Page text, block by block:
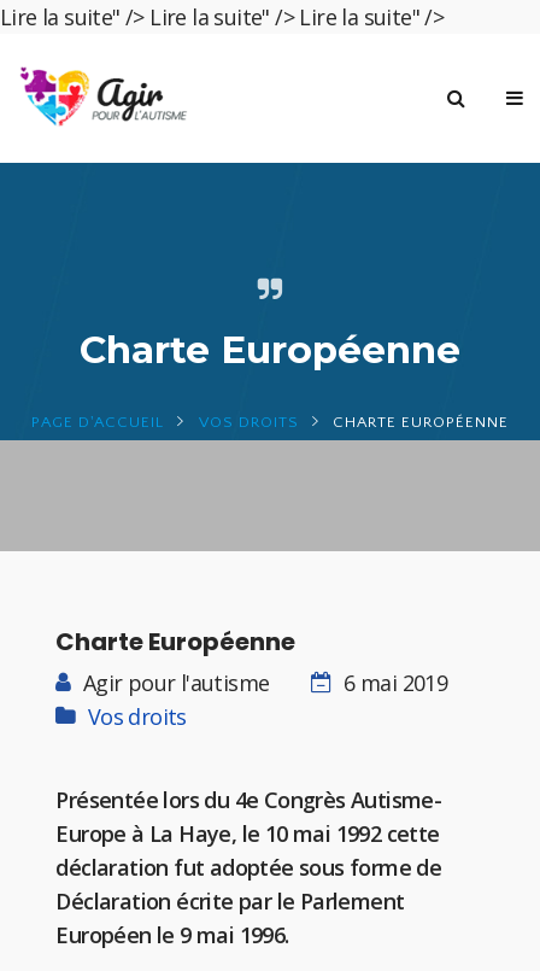
Lire la suite" /> Lire la suite" /> Lire la suite" />
Charte Européenne
PAGE D'ACCUEIL VOS DROITS CHARTE EUROPÉENNE
Charte Européenne
Agir pour l'autisme
6 mai 2019
Vos droits
Présentée lors du 4e Congrès Autisme-
Europe à La Haye, le 10 mai 1992 cette
déclaration fut adoptée sous forme de
Déclaration écrite par le Parlement
Européen le 9 mai 1996.